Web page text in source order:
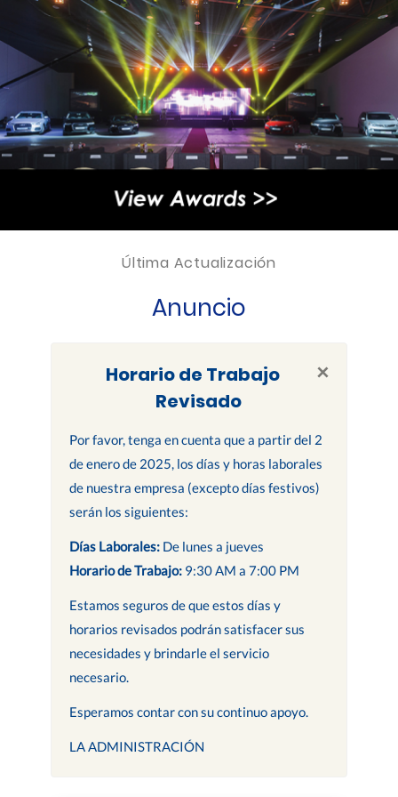
Última Actualización
Anuncio
×
Horario de Trabajo
Revisado
Por favor, tenga en cuenta que a partir del 2
de enero de 2025, los días y horas laborales
de nuestra empresa (excepto días festivos)
serán los siguientes:
Días Laborales:De lunes a jueves
Horario de Trabajo: 9:30 AM a 7:00 PM
Estamos seguros de que estos días y
horarios revisados podrán satisfacer sus
necesidades y brindarle el servicio
necesario.
Esperamos contar con su continuo apoyo.
LA ADMINISTRACIÓN